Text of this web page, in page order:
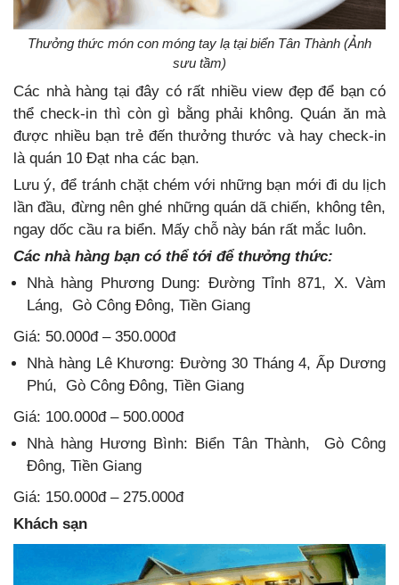
Thưởng thức món con móng tay lạ tại biển Tân Thành (Ảnh
sưu tầm)
Các nhà hàng tại đây có rất nhiều view đẹp để bạn có
thể check-in thì còn gì bằng phải không. Quán ăn mà
được nhiều bạn trẻ đến thưởng thước và hay check-in
là quán 10 Đạt nha các bạn.
Lưu ý, để tránh chặt chém với những bạn mới đi du lịch
lần đầu, đừng nên ghé những quán dã chiến, không tên,
ngay dốc cầu ra biển. Mấy chỗ này bán rất mắc luôn.
Các nhà hàng bạn có thể tới để thưởng thức:
Nhà hàng Phương Dung: Đường Tỉnh 871, X. Vàm
Láng,
Gò Công Đông, Tiền Giang
Giá: 50.000đ – 350.000đ
Nhà hàng Lê Khương: Đường 30 Tháng 4, Ấp Dương
Phú,
Gò Công Đông, Tiền Giang
Giá: 100.000đ – 500.000đ
Nhà hàng Hương Bình: Biển Tân Thành,
Gò Công
Đông, Tiền Giang
Giá: 150.000đ – 275.000đ
Khách sạn